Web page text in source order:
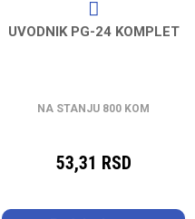
UVODNIK PG-24 KOMPLET
NA STANJU 800 KOM
53,31 RSD